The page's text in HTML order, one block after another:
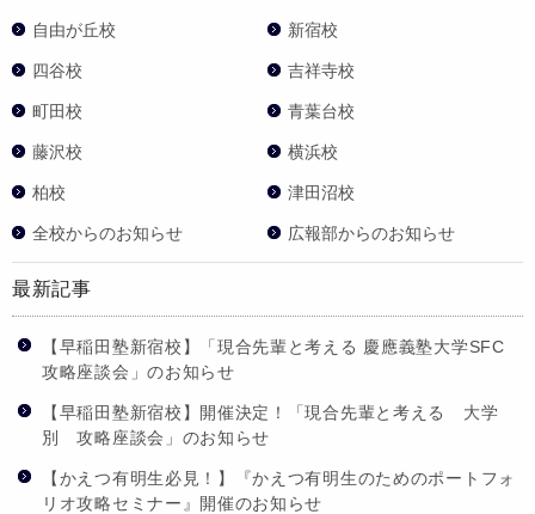
自由が丘校 新宿校
四谷校 吉祥寺校
町田校 青葉台校
藤沢校 横浜校
柏校 津田沼校
全校からのお知らせ 広報部からのお知らせ
最新記事
【早稲田塾新宿校】「現合先輩と考える 慶應義塾大学SFC
攻略座談会」のお知らせ
【早稲田塾新宿校】開催決定！「現合先輩と考える 大学
別 攻略座談会」のお知らせ
【かえつ有明生必見！】『かえつ有明生のためのポートフォ
リオ攻略セミナー』開催のお知らせ